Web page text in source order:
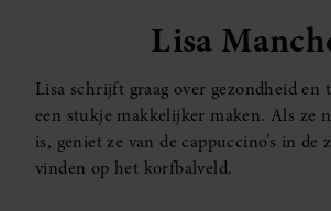
Lisa
Lisa schrijft graag over gezondheid en
een stukje makkelijker maken. Als ze
is, geniet ze van de cappuccino’s in de
vinden op het korfbalveld.